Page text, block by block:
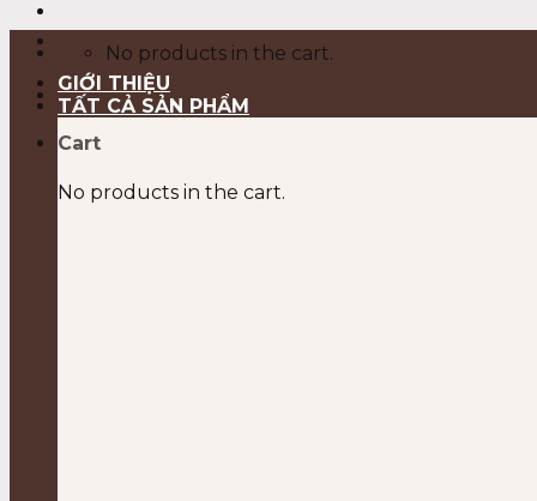
No products in the cart.
Cart
No products in the cart.
GIỚI THIỆU
TẤT CẢ SẢN PHẨM